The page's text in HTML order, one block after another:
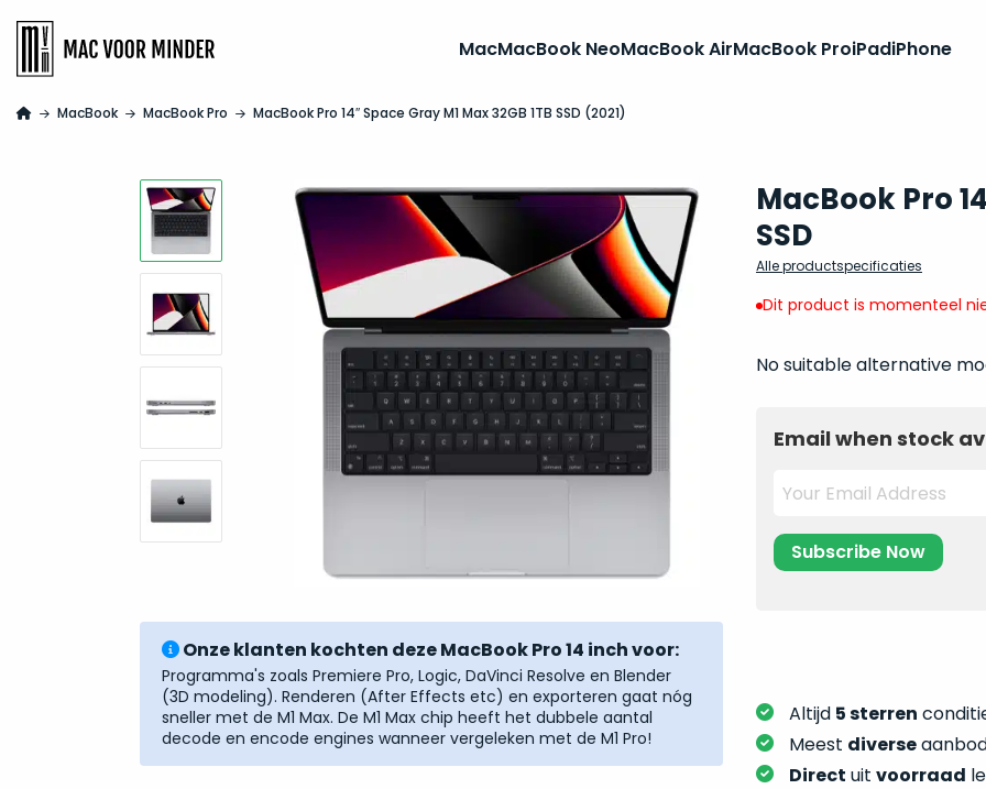
MacMacBook NeoMacBook AirMacBook ProiPadiPhone
MacBook MacBook Pro MacBook Pro 14″ Space Gray M1 Max 32GB 1TB SSD (2021)
Onze klanten kochten deze MacBook Pro 14 inch voor:
Programma's zoals Premiere Pro, Logic, DaVinci Resolve en Blender
(3D modeling). Renderen (After Effects etc) en exporteren gaat nóg
sneller met de M1 Max. De M1 Max chip heeft het dubbele aantal
decode en encode engines wanneer vergeleken met de M1 Pro!
MacBook Pro
SSD
Alle productspecificaties
Dit product is momenteel
No suitable alternative
Email when stock
Altijd 5 sterren
Meest diverse
Direct uit voorraad